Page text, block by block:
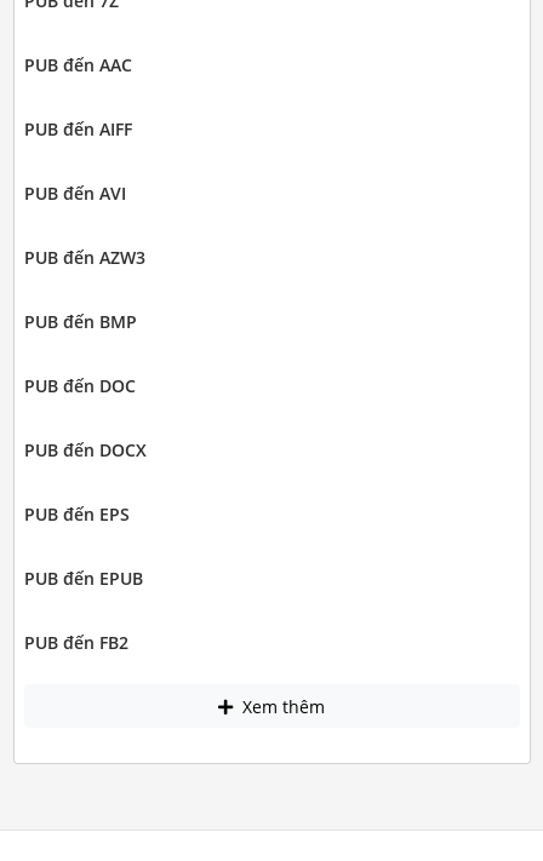
PUB đến AAC
PUB đến AIFF
PUB đến AVI
PUB đến AZW3
PUB đến BMP
PUB đến DOC
PUB đến DOCX
PUB đến EPS
PUB đến EPUB
PUB đến FB2
Xem thêm